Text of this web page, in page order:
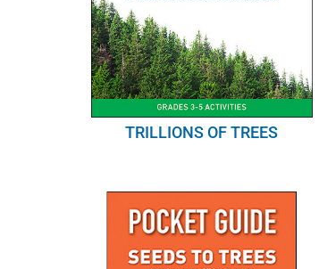
TRILLIONS OF TREES